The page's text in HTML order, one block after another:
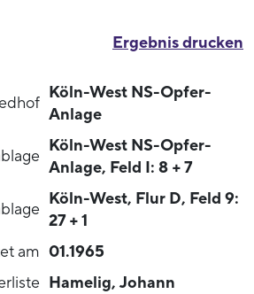
Ergebnis drucken
Köln-West NS-Opfer-
Anlage
Köln-West NS-Opfer-
Anlage, Feld I: 8 + 7
Köln-West, Flur D, Feld 9:
27 + 1
am 01.1965
Hamelig, Johann